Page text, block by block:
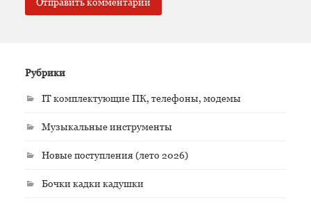
Рубрики
IT комплектующие ПК, телефоны, модемы
Музыкальные инструменты
Новые поступления (лето 2026)
Бочки кадки кадушки